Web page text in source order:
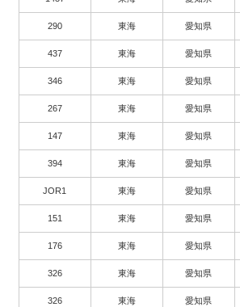
290 東海 愛知県
437 東海 愛知県
346 東海 愛知県
267 東海 愛知県
147 東海 愛知県
394 東海 愛知県
JOR1 東海 愛知県
151 東海 愛知県
176 東海 愛知県
326 東海 愛知県
326 東海 愛知県